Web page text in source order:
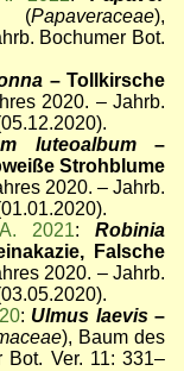
(Papaveraceae),
Bochumer Bot.
– Tollkirsche
2020. – Jahrb.
luteoalbum–
Strohblume
2020. – Jahrb.
2021:Robinia
Falsche
2020. – Jahrb.
: Ulmus laevis–
), Baum des
Bot. Ver. 11: 331–